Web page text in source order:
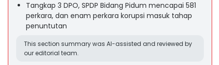
Tangkap 3 DPO, SPDP Bidang Pidum mencapai 581
perkara, dan enam perkara korupsi masuk tahap
penuntutan
This section summary was AI-assisted and reviewed by
our editorial team.